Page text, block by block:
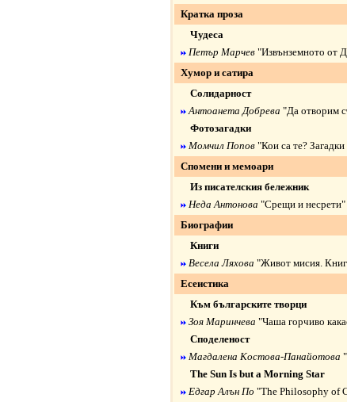
Кратка проза
Чудеса
Петър Марчев "Извънземното от
Хумор и сатира
Солидарност
Антоанета Добрева "Да отворим
Фотозагадки
Момчил Попов "Кои са те?
Спомени и мемоари
Из писателския бележник
Неда Антонова "Срещи и несрети"
Биографии
Книги
Весела Ляхова "Живот мисия.
Есеистика
Към българските творци
Зоя Маринчева "Чаша горчиво
Споделеност
Магдалена Костова-Панайотова
The Sun Is but a Morning Star
Едгар Алън По "The Philosophy of